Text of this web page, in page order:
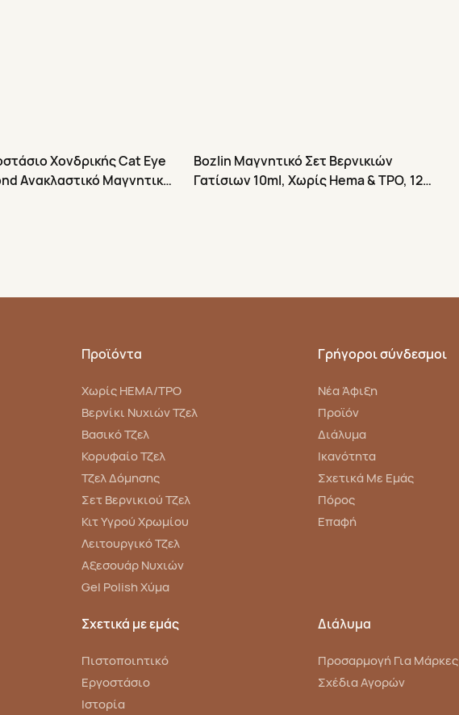
Χονδρικής Cat Eye
Ανακλαστικό Μαγνητικό
Bozlin Μαγνητικό Σετ Βερνικιών
Γατίσιων 10ml, Χωρίς Hema & TPO, 12
Προϊόντα
Χωρίς HEMA/TPO
Βερνίκι Νυχιών Τζελ
Βασικό Τζελ
Κορυφαίο Τζελ
Τζελ Δόμησης
Σετ Βερνικιού Τζελ
Κιτ Υγρού Χρωμίου
Λειτουργικό Τζελ
Αξεσουάρ Νυχιών
Gel Polish Χύμα
Γρήγοροι σύνδεσμοι
Νέα Άφιξη
Προϊόν
Διάλυμα
Ικανότητα
Σχετικά Με Εμάς
Πόρος
Επαφή
Σχετικά με εμάς
Πιστοποιητικό
Εργοστάσιο
Ιστορία
Διάλυμα
Προσαρμογή Για Μάρκες
Σχέδια Αγορών